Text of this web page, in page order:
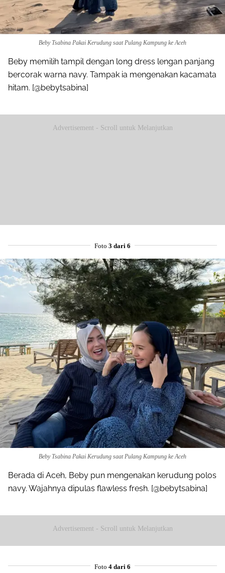
Beby Tsabina Pakai Kerudung saat Pulang Kampung ke Aceh
Beby memilih tampil dengan long dress lengan panjang
bercorak warna navy. Tampak ia mengenakan kacamata
hitam. [@bebytsabina]
Advertisement - Scroll untuk Melanjutkan
Foto 3 dari 6
Beby Tsabina Pakai Kerudung saat Pulang Kampung ke Aceh
Berada di Aceh, Beby pun mengenakan kerudung polos
navy. Wajahnya dipulas flawless fresh. [@bebytsabina]
Advertisement - Scroll untuk Melanjutkan
Foto 4 dari 6